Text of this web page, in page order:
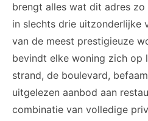
brengt alles wat dit adres
in slechts drie uitzonderlijke
van de meest prestigieuze
bevindt elke woning zich op
strand, de boulevard,
uitgelezen aanbod aan
combinatie van volledige